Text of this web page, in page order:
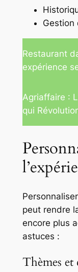
Gestion
Restaurant
expérience
Agriaffaire :
qui
peut rendre
encore plus
astuces :
Thèmes et